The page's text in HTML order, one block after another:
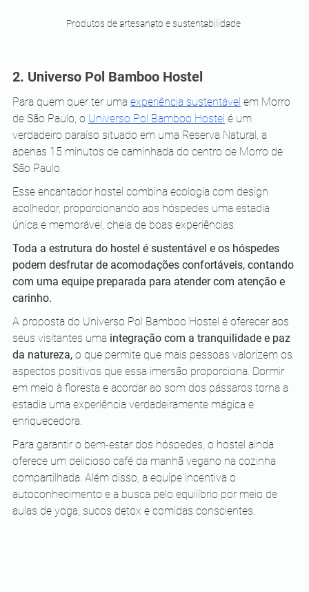
Produtos de artesanato e sustentabilidade
2. Universo Pol Bamboo Hostel
Para quem quer ter uma experiência sustentável em Morro
de São Paulo, o Universo Pol Bamboo Hostel é um
verdadeiro paraíso situado em uma Reserva Natural, a
apenas 15 minutos de caminhada do centro de Morro de
São Paulo.
Esse encantador hostel combina ecologia com design
acolhedor, proporcionando aos hóspedes uma estadia
única e memorável, cheia de boas experiências.
Toda a estrutura do hostel é sustentável e os hóspedes
podem desfrutar de acomodações confortáveis, contando
com uma equipe preparada para atender com atenção e
carinho.
A proposta do Universo Pol Bamboo Hostel é oferecer aos
seus visitantes uma integração com a tranquilidade e paz
da natureza, o que permite que mais pessoas valorizem os
aspectos positivos que essa imersão proporciona. Dormir
em meio à floresta e acordar ao som dos pássaros torna a
estadia uma experiência verdadeiramente mágica e
enriquecedora.
Para garantir o bem-estar dos hóspedes, o hostel ainda
oferece um delicioso café da manhã vegano na cozinha
compartilhada. Além disso, a equipe incentiva o
autoconhecimento e a busca pelo equilíbrio por meio de
aulas de yoga, sucos detox e comidas conscientes.